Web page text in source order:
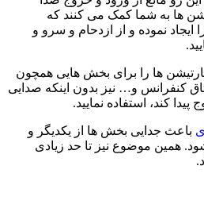
ها به شما کمک می کنند که
نموده و از ازدحام و سرو و
پارتیشن ها را برای بخش هایی همچون
کنفرانس و… نیز بدون اینکه صدایی
کند، استفاده نمایید.
باعث جدایی بخش ها از یکدیگر و
همین موضوع نیز تا حد زیادی